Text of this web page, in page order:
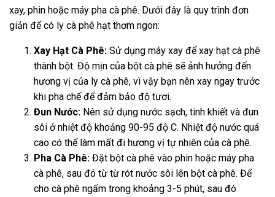
xay, phin hoặc máy pha cà phê. Dưới đây là quy trình đơn
giản để có ly cà phê hạt thơm ngon:
Xay Hạt Cà Phê: Sử dụng máy xay để xay hạt cà phê
thành bột. Độ mịn của bột cà phê sẽ ảnh hưởng đến
hương vị của ly cà phê, vì vậy bạn nên xay ngay trước
khi pha chế để đảm bảo độ tươi.
Đun Nước: Nên sử dụng nước sạch, tinh khiết và đun
sôi ở nhiệt độ khoảng 90-95 độ C. Nhiệt độ nước quá
cao có thể làm mất đi hương vị tự nhiên của cà phê.
Pha Cà Phê: Đặt bột cà phê vào phin hoặc máy pha
cà phê, sau đó từ từ rót nước sôi lên bột cà phê. Để
cho cà phê ngấm trong khoảng 3-5 phút, sau đó